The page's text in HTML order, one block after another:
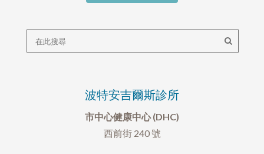
波特安吉爾斯診所
市中心健康中心 (DHC)
西前街 240 號